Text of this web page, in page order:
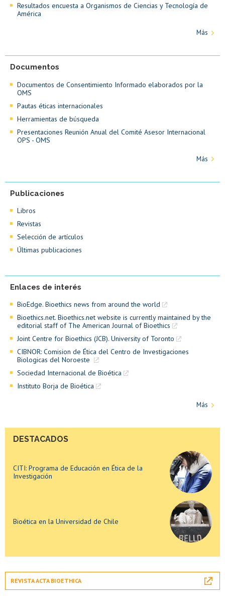
Resultados encuesta a Organismos de Ciencias y Tecnología de
América
Más
Documentos
Documentos de Consentimiento Informado elaborados por la
OMS
Pautas éticas internacionales
Herramientas de búsqueda
Presentaciones Reunión Anual del Comité Asesor Internacional
OPS - OMS
Más
Publicaciones
Libros
Revistas
Selección de artículos
Últimas publicaciones
Enlaces de interés
BioEdge. Bioethics news from around the world
Bioethics.net. Bioethics.net website is currently maintained by the
editorial staff of The American Journal of Bioethics
Joint Centre for Bioethics (JCB). University of Toronto
CIBNOR: Comision de Ética del Centro de Investigaciones
Biologicas del Noroeste
Sociedad Internacional de Bioética
Instituto Borja de Bioética
Más
DESTACADOS
CITI: Programa de Educación en Ética de la
Investigación
CITI: Programa de Educación en Ética de la
Investigación
Bioética en la Universidad de Chile
Investigación
REVISTA ACTA BIOETHICA